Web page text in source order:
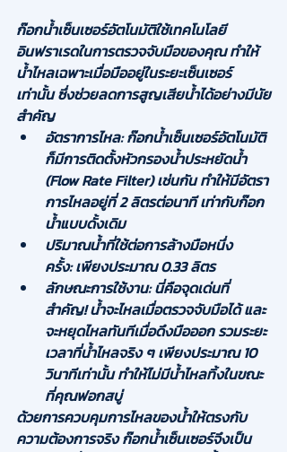
ก๊อกน้ำเซ็นเซอร์อัตโนมัติใช้เทคโนโลยี
อินฟราเรดในการตรวจจับมือของคุณ ทำให้
น้ำไหลเฉพาะเมื่อมืออยู่ในระยะเซ็นเซอร์
เท่านั้น ซึ่งช่วยลดการสูญเสียน้ำได้อย่างมีนัย
สำคัญ
อัตราการไหล: ก๊อกน้ำเซ็นเซอร์อัตโนมัติ
ก็มีการติดตั้งหัวกรองน้ำประหยัดน้ำ
(Flow Rate Filter) เช่นกัน ทำให้มีอัตรา
การไหลอยู่ที่ 2 ลิตรต่อนาที เท่ากับก๊อก
น้ำแบบดั้งเดิม
ปริมาณน้ำที่ใช้ต่อการล้างมือหนึ่ง
ครั้ง: เพียงประมาณ 0.33 ลิตร
ลักษณะการใช้งาน: นี่คือจุดเด่นที่
สำคัญ! น้ำจะไหลเมื่อตรวจจับมือได้ และ
จะหยุดไหลทันทีเมื่อดึงมือออก รวมระยะ
เวลาที่น้ำไหลจริง ๆ เพียงประมาณ 10
วินาทีเท่านั้น ทำให้ไม่มีน้ำไหลทิ้งในขณะ
ที่คุณฟอกสบู่
ด้วยการควบคุมการไหลของน้ำให้ตรงกับ
ความต้องการจริง ก๊อกน้ำเซ็นเซอร์จึงเป็น